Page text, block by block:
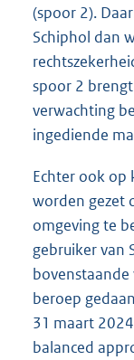
(spoor 2).
Schiphol dan
spoor 2
verwachting
ingediende
Echter ook
worden gezet
omgeving te
gebruiker van
beroep
31 maart
balanced